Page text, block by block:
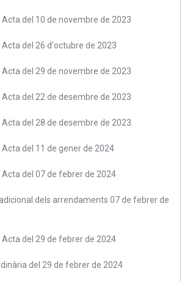
del 10 de novembre de 2023
del 26 d'octubre de 2023
del 29 de novembre de 2023
del 22 de desembre de 2023
del 28 de desembre de 2023
del 11 de gener de 2024
del 07 de febrer de 2024
dels arrendaments 07 de febrer de
del 29 de febrer de 2024
del 29 de febrer de 2024